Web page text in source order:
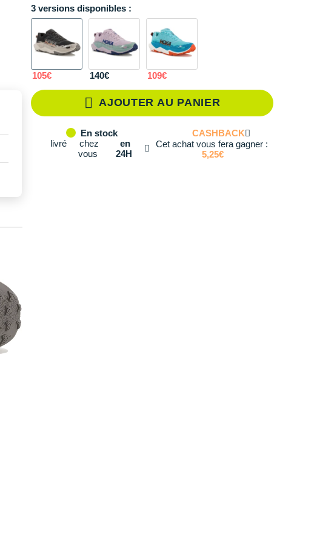
36 En stock
36.2/3 En stock
37.1/3 En stock
En stock
39.1/3 En stock
3 versions disponibles :
105€ 140€ 109€
AJOUTER AU PANIER
En stock
livré
chez
vous
en
24H
CASHBACK
Cet achat vous fera gagner :
5,25€